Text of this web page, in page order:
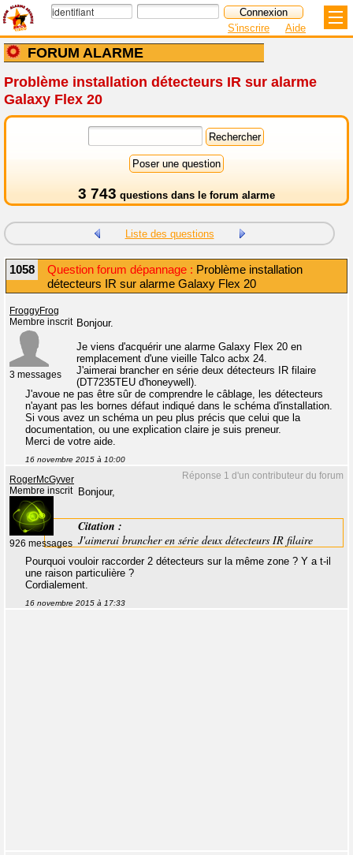
FORUM ALARME
S'inscrire Aide
Problème installation détecteurs IR sur alarme
Galaxy Flex 20
3 743 questions dans le forum alarme
Liste des questions
1058 Question forum dépannage : Problème installation
détecteurs IR sur alarme Galaxy Flex 20
FroggyFrog
Membre inscrit
3 messages
Bonjour.
Je viens d'acquérir une alarme Galaxy Flex 20 en
remplacement d'une vieille Talco acbx 24.
J'aimerai brancher en série deux détecteurs IR filaire
(DT7235TEU d'honeywell).
J'avoue ne pas être sûr de comprendre le câblage, les détecteurs
n'ayant pas les bornes défaut indiqué dans le schéma d'installation.
Si vous avez un schéma un peu plus précis que celui que la
documentation, ou une explication claire je suis preneur.
Merci de votre aide.
16 novembre 2015 à 10:00
Réponse 1 d'un contributeur du forum
RogerMcGyver
Membre inscrit
926 messages
Bonjour,
Citation :
J'aimerai brancher en série deux détecteurs IR filaire
Pourquoi vouloir raccorder 2 détecteurs sur la même zone ? Y a t-il
une raison particulière ?
Cordialement.
16 novembre 2015 à 17:33